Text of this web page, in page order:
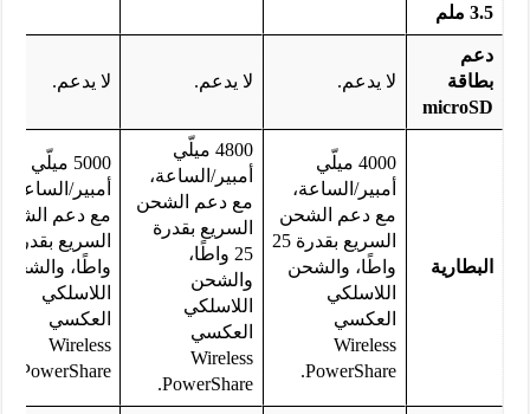
3.5 ملم
دعم
بطاقة
microSD
لا يدعم. لا يدعم. لا يدعم.
البطارية
4000 ميلّي
أمبير/الساعة،
مع دعم الشحن
السريع بقدرة 25
واطًا، والشحن
اللاسلكي
العكسي
Wireless
PowerShare.
4800 ميلّي
أمبير/الساعة،
مع دعم الشحن
السريع بقدرة
25 واطًا،
والشحن
اللاسلكي
العكسي
Wireless
PowerShare.
5000 ميلّي
أمبير/الساعة،
مع دعم
واطًا، والشحن
اللاسلكي
العكسي
Wireless
PowerShare.